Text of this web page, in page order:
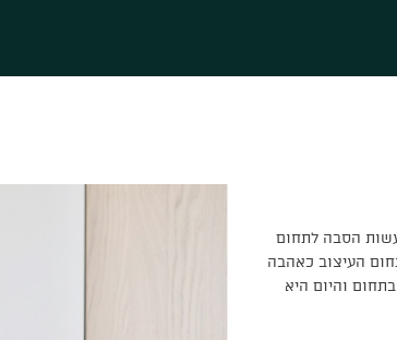
הסבה לתחום
העיצוב כאהבה
והיום היא